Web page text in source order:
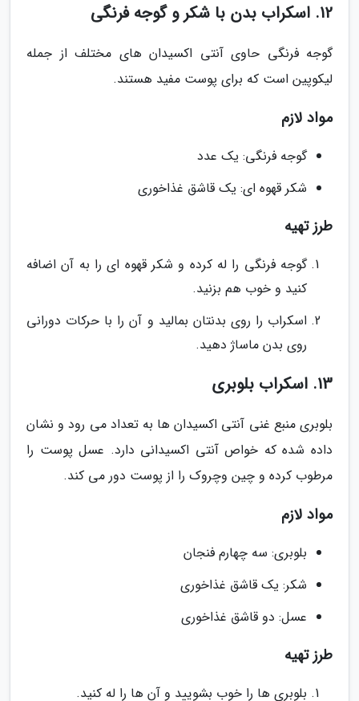
12. اسکراب بدن با شکر و گوجه فرنگی
گوجه فرنگی حاوی آنتی اکسیدان های مختلف از جمله
لیکوپین است که برای پوست مفید هستند.
مواد لازم
گوجه فرنگی: یک عدد
شکر قهوه ای: یک قاشق غذاخوری
طرز تهیه
گوجه فرنگی را له کرده و شکر قهوه ای را به آن اضافه
کنید و خوب هم بزنید.
اسکراب را روی بدنتان بمالید و آن را با حرکات دورانی
روی بدن ماساژ دهید.
13. اسکراب بلوبری
بلوبری منبع غنی آنتی اکسیدان ها به تعداد می رود و نشان
داده شده که خواص آنتی اکسیدانی دارد. عسل پوست را
مرطوب کرده و چین وچروک را از پوست دور می کند.
مواد لازم
بلوبری: سه چهارم فنجان
شکر: یک قاشق غذاخوری
عسل: دو قاشق غذاخوری
طرز تهیه
بلوبری ها را خوب بشویید و آن ها را له کنید.